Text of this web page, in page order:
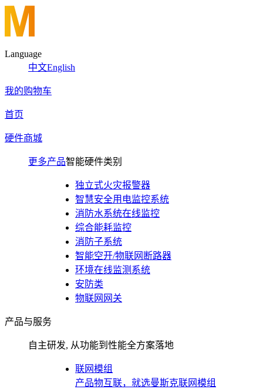
Language
中文English
我的购物车
首页
硬件商城
更多产品智能硬件类别
独立式火灾报警器
智慧安全用电监控系统
消防水系统在线监控
综合能耗监控
消防子系统
智能空开/物联网断路器
环境在线监测系统
安防类
物联网网关
产品与服务
自主研发, 从功能到性能全方案落地
联网模组
产品物互联，就选曼斯克联网模组